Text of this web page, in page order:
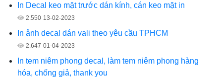
In Decal keo mặt trước dán kính, cán keo mặt in
2.550 13-02-2023
In ảnh decal dán vali theo yêu cầu TPHCM
2.647 01-04-2023
In tem niêm phong decal, làm tem niêm phong hàng
hóa, chống giả, thank you